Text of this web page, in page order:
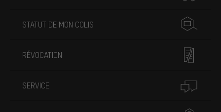
STATUT DE MON COLIS
RÉVOCATION
SERVICE